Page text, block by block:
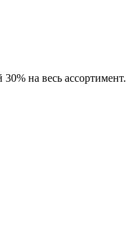
на весь ассортимент.